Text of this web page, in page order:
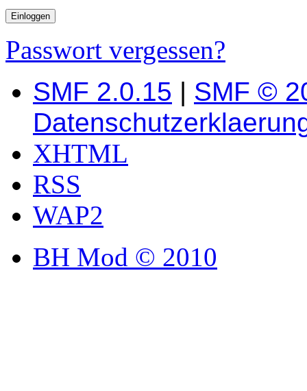
Passwort vergessen?
SMF 2.0.15 | SMF ©
XHTML
RSS
WAP2
BH Mod © 2010